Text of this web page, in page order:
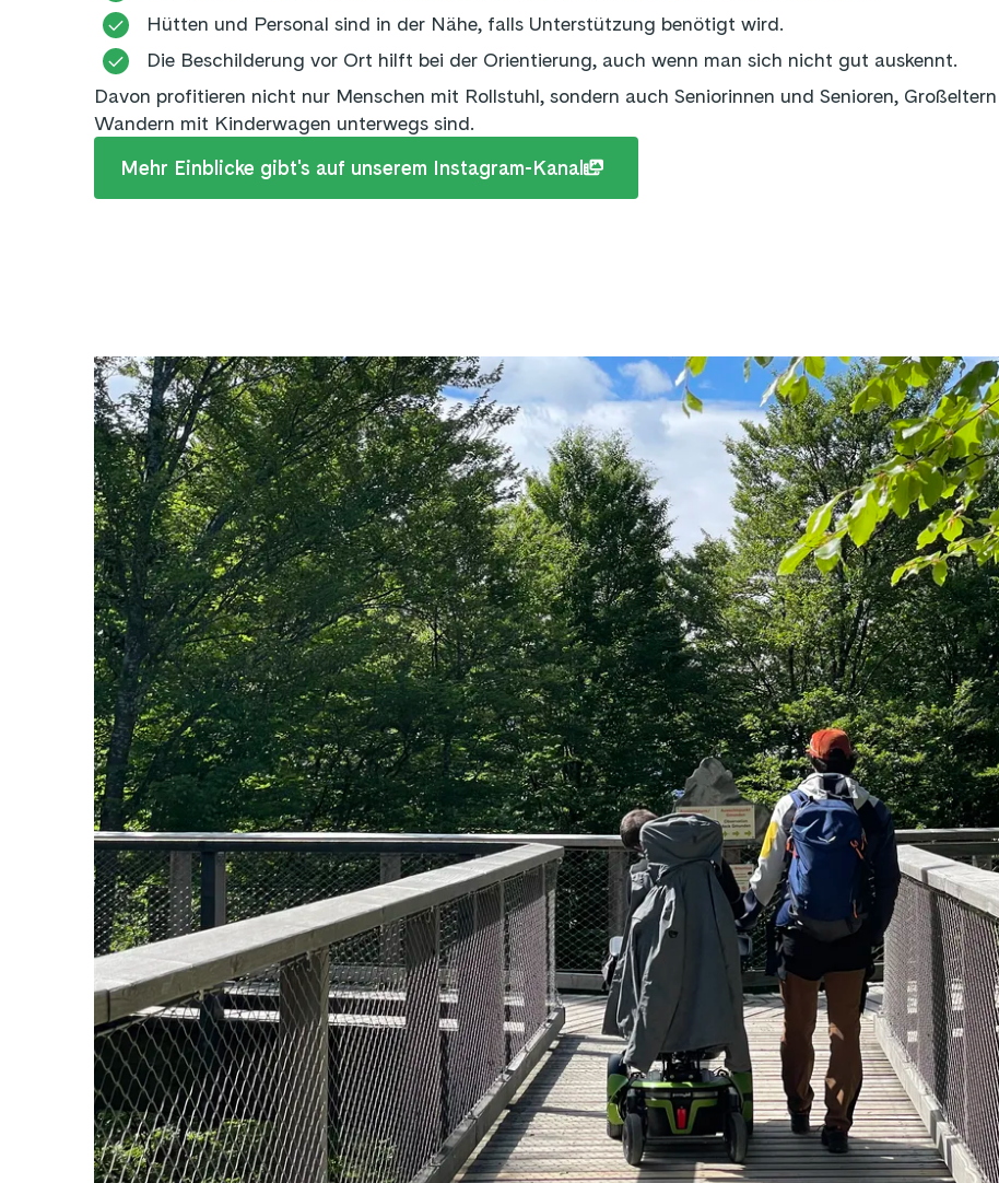
Hütten und Personal sind in der Nähe, falls Unterstützung benötigt wird.
Die Beschilderung vor Ort hilft bei der Orientierung, auch wenn man sich nicht gut auskennt.
Davon profitieren nicht nur Menschen mit Rollstuhl, sondern auch Seniorinnen und Senioren,
Wandern mit Kinderwagen unterwegs sind.
Mehr Einblicke gibt's auf unserem Instagram-Kanal